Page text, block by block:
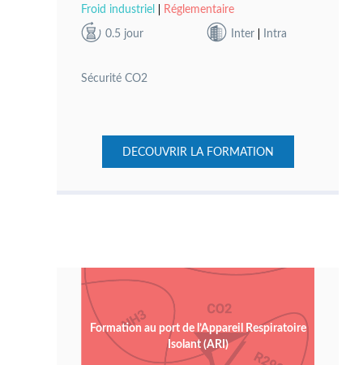
Froid industriel
Réglementaire
0.5 jour Inter Intra
Sécurité CO2
DECOUVRIR LA FORMATION
Formation au port de l’Appareil Respiratoire
Isolant (ARI)